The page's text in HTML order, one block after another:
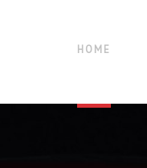
HOME